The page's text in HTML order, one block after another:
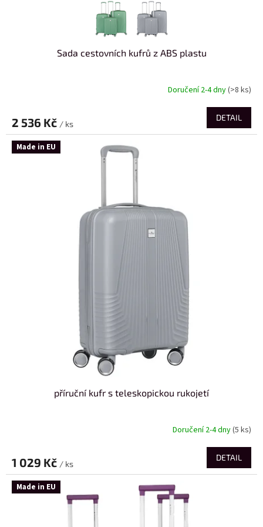
Sada cestovních kufrů z ABS plastu
Doručení 2-4 dny(>8 ks)
2 536 Kč / ks
DETAIL
Made in EU
příruční kufr s teleskopickou rukojetí
Doručení 2-4 dny(5 ks)
1 029 Kč / ks
DETAIL
Made in EU